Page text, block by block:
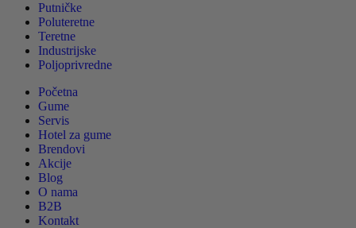
Putničke
Poluteretne
Teretne
Industrijske
Poljoprivredne
Početna
Gume
Servis
Hotel za gume
Brendovi
Akcije
Blog
O nama
B2B
Kontakt